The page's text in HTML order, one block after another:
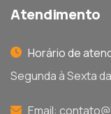
Atendimento
Horário de
Segunda à Sexta
Email: